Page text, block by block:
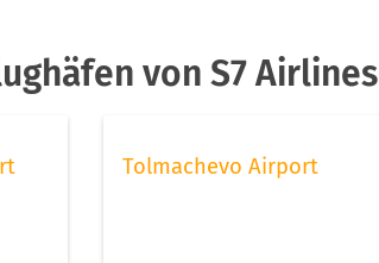
von S7 Airlines
Tolmachevo Airport